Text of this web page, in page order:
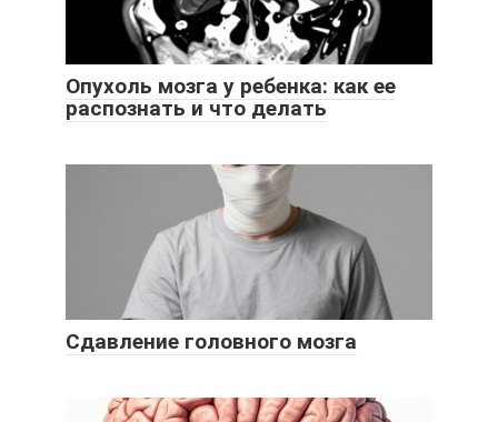
Опухоль мозга у ребенка: как ее
распознать и что делать
Сдавление головного мозга